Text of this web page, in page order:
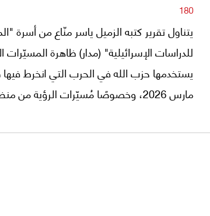
180
يتناول تقرير كتبه الزميل ياسر منّاع من أسرة
للدراسات الإسرائيلية" (مدار) ظاهرة المسيّرات
يستخدمها حزب الله في الحرب التي انخرط
مارس 2026، وخصوصًا مُسيّرات الرؤية
بالألياف البصرية، وهي عبارة عن سلاح